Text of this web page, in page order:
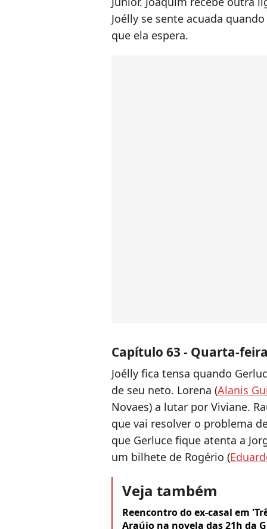
Joélly se sente acuada
que ela espera.
Capítulo 63 - Quarta-
Joélly fica tensa quando
de seu neto. Lorena (Alanis
Novaes) a lutar por Viviane.
que vai resolver o problema
que Gerluce fique atenta a
um bilhete de Rogério (
Veja também
Reencontro do ex-casal em
Araújo na novela das 21h da